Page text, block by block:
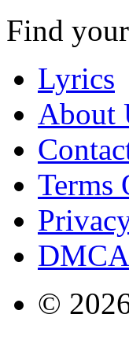
Find
Lyrics
About
Terms
DMCA
©